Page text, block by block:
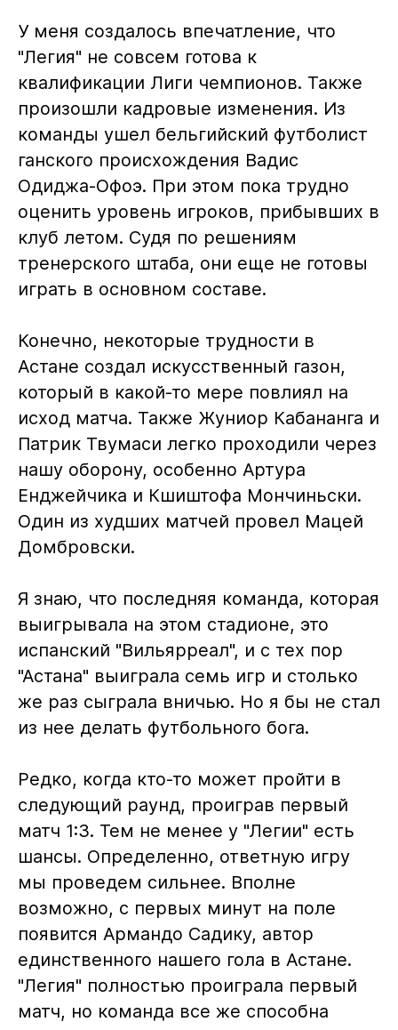
У меня создалось впечатление, что
"Легия" не совсем готова к
квалификации Лиги чемпионов. Также
произошли кадровые изменения. Из
команды ушел бельгийский футболист
ганского происхождения Вадис
Одиджа-Офоэ. При этом пока трудно
оценить уровень игроков, прибывших в
клуб летом. Судя по решениям
тренерского штаба, они еще не готовы
играть в основном составе.
Конечно, некоторые трудности в
Астане создал искусственный газон,
который в какой-то мере повлиял на
исход матча. Также Жуниор Кабананга и
Патрик Твумаси легко проходили через
нашу оборону, особенно Артура
Енджейчика и Кшиштофа Мончиньски.
Один из худших матчей провел Мацей
Домбровски.
Я знаю, что последняя команда, которая
выигрывала на этом стадионе, это
испанский "Вильярреал", и с тех пор
"Астана" выиграла семь игр и столько
же раз сыграла вничью. Но я бы не стал
из нее делать футбольного бога.
Редко, когда кто-то может пройти в
следующий раунд, проиграв первый
матч 1:3. Тем не менее у "Легии" есть
шансы. Определенно, ответную игру
мы проведем сильнее. Вполне
возможно, с первых минут на поле
появится Армандо Садику, автор
единственного нашего гола в Астане.
"Легия" полностью проиграла первый
матч, но команда все же способна